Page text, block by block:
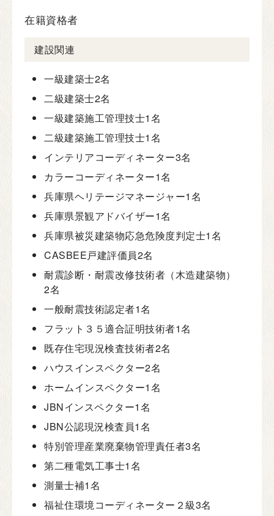
在籍資格者
建設関連
一級建築士2名
二級建築士2名
一級建築施工管理技士1名
二級建築施工管理技士1名
インテリアコーディネーター3名
カラーコーディネーター1名
兵庫県ヘリテージマネージャー1名
兵庫県景観アドバイザー1名
兵庫県被災建築物応急危険度判定士1名
CASBEE戸建評価員2名
耐震診断・耐震改修技術者（木造建築物）
2名
一般耐震技術認定者1名
フラット３５適合証明技術者1名
既存住宅現況検査技術者2名
ハウスインスペクター2名
ホームインスペクター1名
JBNインスペクター1名
JBN公認現況検査員1名
特別管理産業廃棄物管理責任者3名
第二種電気工事士1名
測量士補1名
福祉住環境コーディネーター２級3名